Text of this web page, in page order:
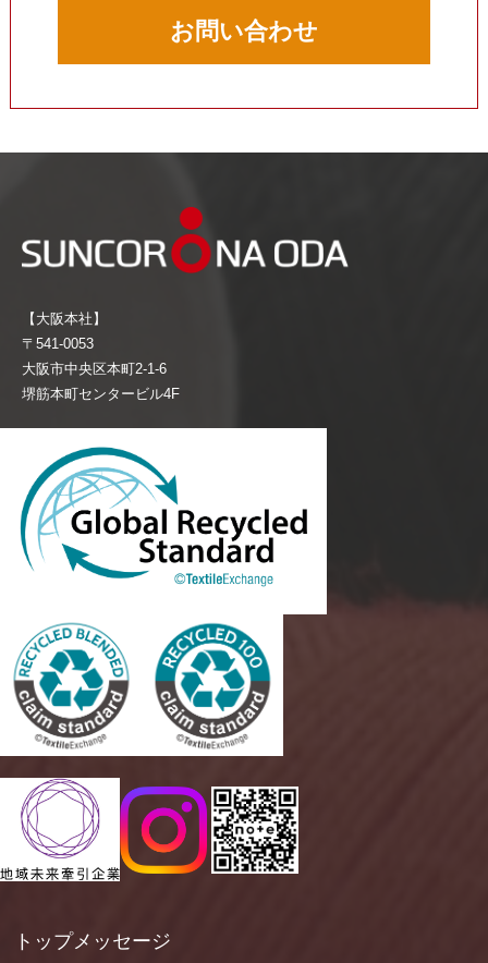
お問い合わせ
【大阪本社】
〒541-0053
大阪市中央区本町2-1-6
堺筋本町センタービル4F
トップメッセージ